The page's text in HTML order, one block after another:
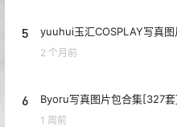
5 yuuhui玉汇COSPLAY写真
2 个月前
6 Byoru写真图片包合集[327
1 周前